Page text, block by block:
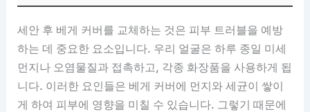
세안 후 베게 커버를 교체하는 것은 피부 트러블을 예방
하는 데 중요한 요소입니다. 우리 얼굴은 하루 종일 미세
먼지나 오염물질과 접촉하고, 각종 화장품을 사용하게 됩
니다. 이러한 요인들은 베게 커버에 먼지와 세균이 쌓이
게 하여 피부에 영향을 미칠 수 있습니다. 그렇기 때문에